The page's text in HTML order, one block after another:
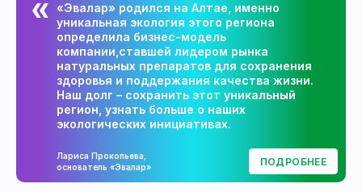
«Эвалар» родился на Алтае, именно
уникальная экология этого региона
определила бизнес-модель
компании,ставшей лидером рынка
натуральных препаратов для сохранения
здоровья и поддержания качества жизни.
Наш долг – сохранить этот уникальный
регион, узнать больше о наших
экологических инициативах.
Лариса Прокопьева,
основатель «Эвалар»
ПОДРОБНЕЕ